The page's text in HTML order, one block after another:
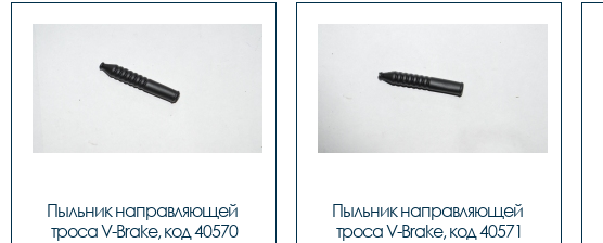
Пыльник направляющей
троса V-Brake, код 40570
Пыльник направляющей
троса V-Brake, код 40571